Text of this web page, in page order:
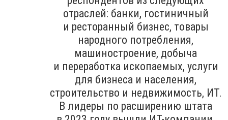
отраслей: банки, гостиничный
и ресторанный бизнес, товары
народного потребления,
машиностроение, добыча
и переработка ископаемых, услуги
для бизнеса и населения,
строительство и недвижимость, ИТ.
В лидеры по расширению штата